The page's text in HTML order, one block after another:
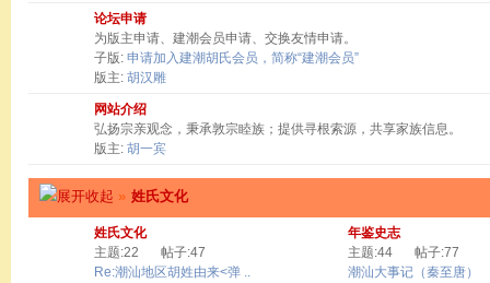
论坛申请
为版主申请、建潮会员申请、交换友情申请。
子版: 申请加入建潮胡氏会员，简称“建潮会员”
版主: 胡汉雕
网站介绍
弘扬宗亲观念，秉承敦宗睦族；提供寻根索源，共享家族信息。
版主: 胡一宾
» 姓氏文化
姓氏文化
主题:22
帖子:47
Re:潮汕地区胡姓由来<弹 ..
年鉴史志
主题:44
帖子:77
潮汕大事记（秦至唐）